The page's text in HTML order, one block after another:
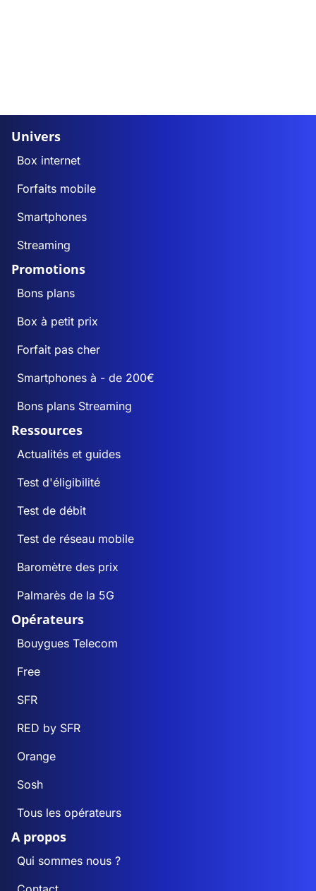
Univers
Box internet
Forfaits mobile
Smartphones
Streaming
Promotions
Bons plans
Box à petit prix
Forfait pas cher
Smartphones à - de 200€
Bons plans Streaming
Ressources
Actualités et guides
Test d'éligibilité
Test de débit
Test de réseau mobile
Baromètre des prix
Palmarès de la 5G
Opérateurs
Bouygues Telecom
Free
SFR
RED by SFR
Orange
Sosh
Tous les opérateurs
A propos
Qui sommes nous ?